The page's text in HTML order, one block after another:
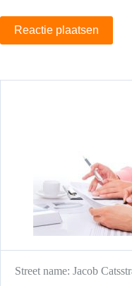
Reactie plaatsen
Street name: Jacob